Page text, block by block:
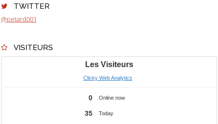
TWITTER
@petard001
VISITEURS